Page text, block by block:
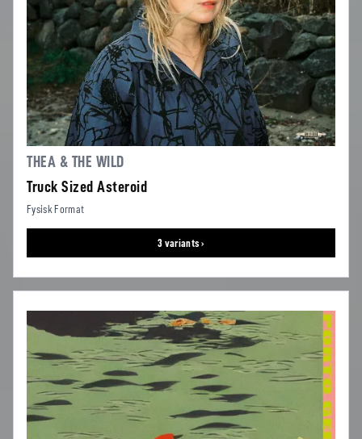
THEA & THE WILD
Truck Sized Asteroid
Fysisk Format
3 variants ›